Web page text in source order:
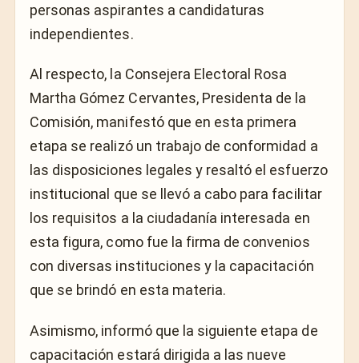
personas aspirantes a candidaturas
independientes.
Al respecto, la Consejera Electoral Rosa
Martha Gómez Cervantes, Presidenta de la
Comisión, manifestó que en esta primera
etapa se realizó un trabajo de conformidad a
las disposiciones legales y resaltó el esfuerzo
institucional que se llevó a cabo para facilitar
los requisitos a la ciudadanía interesada en
esta figura, como fue la firma de convenios
con diversas instituciones y la capacitación
que se brindó en esta materia.
Asimismo, informó que la siguiente etapa de
capacitación estará dirigida a las nueve